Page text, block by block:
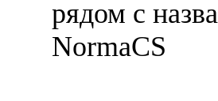
рядом с
NormaCS